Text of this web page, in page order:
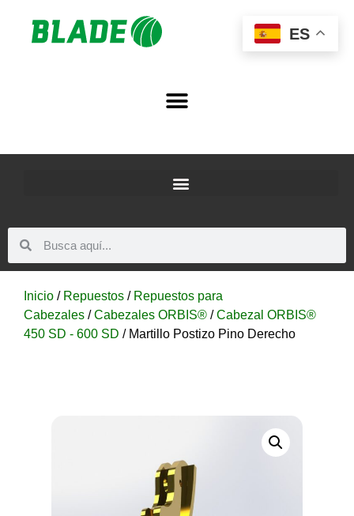
Inicio / Repuestos / Repuestos para
Cabezales /Cabezales ORBIS® /Cabezal ORBIS®
450 SD - 600 SD / Martillo Postizo Pino Derecho
ES